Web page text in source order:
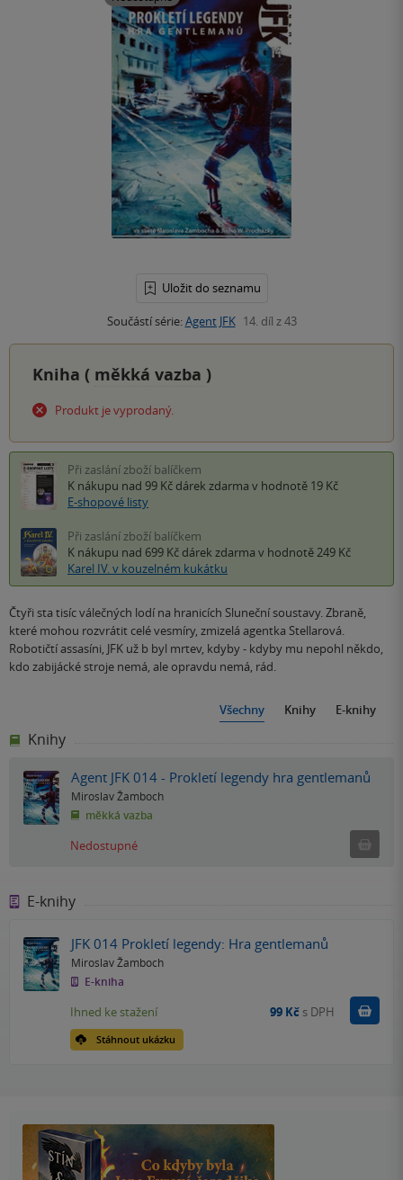
Uložit do seznamu
Součástí série:Agent JFK 14. díl z 43
Kniha ( měkká vazba )
Produkt je vyprodaný.
Při zaslání zboží balíčkem
K nákupu nad 99 Kč dárek zdarma v hodnotě 19 Kč
E-shopové listy
Při zaslání zboží balíčkem
K nákupu nad 699 Kč dárek zdarma v hodnotě 249 Kč
Karel IV. v kouzelném kukátku
Čtyři sta tisíc válečných lodí na hranicích Sluneční soustavy. Zbraně,
které mohou rozvrátit celé vesmíry, zmizelá agentka Stellarová.
Robotičtí assasíni, JFK už b byl mrtev, kdyby - kdyby mu nepohl někdo,
kdo zabijácké stroje nemá, ale opravdu nemá, rád.
Všechny Knihy E-knihy
Knihy
Agent JFK 014 - Prokletí legendy hra gentlemanů
Miroslav Žamboch
měkká vazba
Nedostupné
E-knihy
JFK 014 Prokletí legendy: Hra gentlemanů
Miroslav Žamboch
E-kniha
Stáhnout ukázku
Ihned ke stažení 99 Kč s DPH Koupit